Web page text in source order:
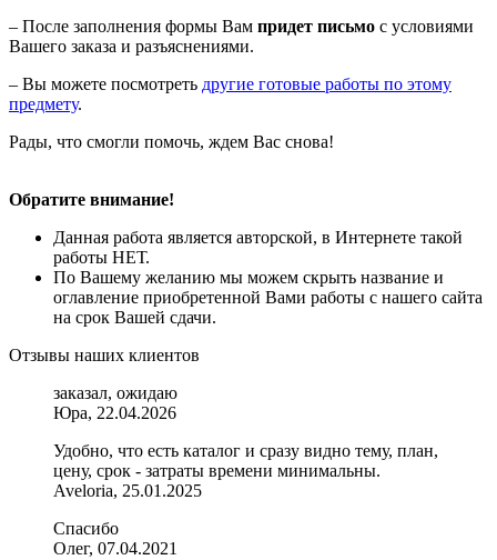
– После заполнения формы Вам придет письмо с условиями
Вашего заказа и разъяснениями.
– Вы можете посмотреть другие готовые работы по этому
предмету.
Рады, что смогли помочь, ждем Вас снова!
Обратите внимание!
Данная работа является авторской, в Интернете такой
работы НЕТ.
По Вашему желанию мы можем скрыть название и
оглавление приобретенной Вами работы с нашего сайта
на срок Вашей сдачи.
Отзывы наших клиентов
заказал, ожидаю
Юра, 22.04.2026
Удобно, что есть каталог и сразу видно тему, план,
цену, срок - затраты времени минимальны.
Aveloria, 25.01.2025
Спасибо
Олег, 07.04.2021